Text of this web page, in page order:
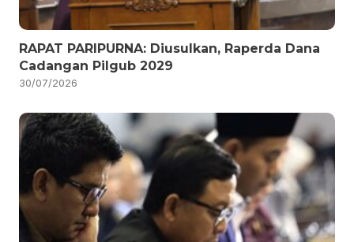
RAPAT PARIPURNA: Diusulkan, Raperda Dana
Cadangan Pilgub 2029
30/07/2026